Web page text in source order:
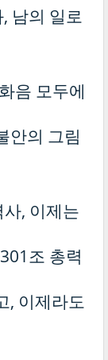
, 남의 일로
음 모두에
안의 그림
사, 이제는
조 총력
, 이제라도